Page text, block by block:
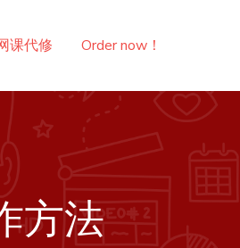
课代修 Order now！
方法